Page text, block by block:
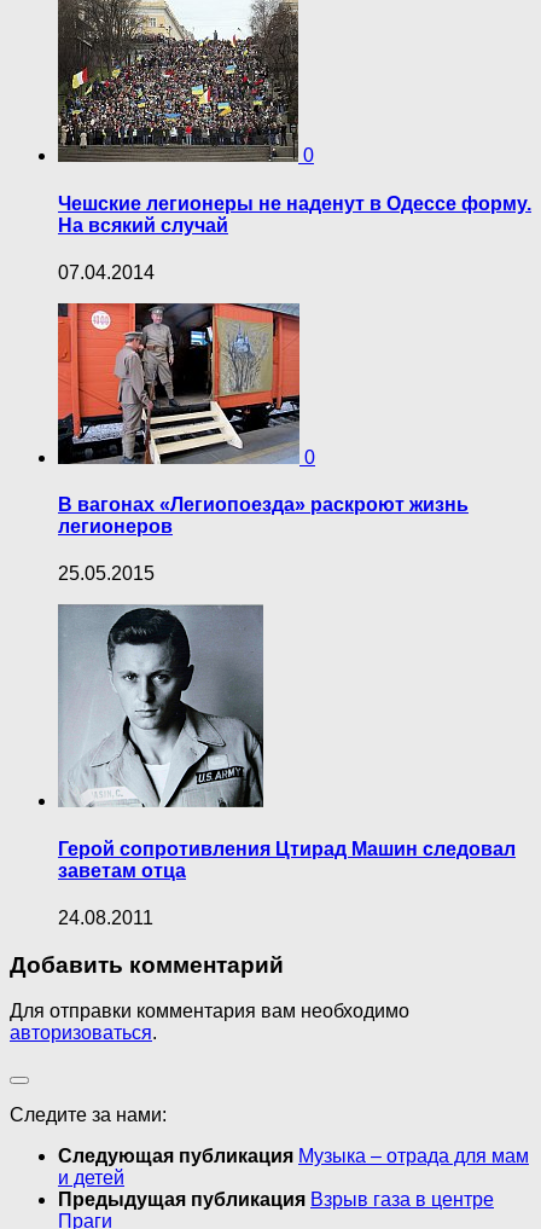
0
Чешские легионеры не наденут в Одессе форму.
На всякий случай
07.04.2014
0
В вагонах «Легиопоезда» раскроют жизнь
легионеров
25.05.2015
Герой сопротивления Цтирад Машин следовал
заветам отца
24.08.2011
Добавить комментарий
Для отправки комментария вам необходимо
авторизоваться.
Следите за нами:
Следующая публикация Музыка – отрада для мам
и детей
Предыдущая публикация Взрыв газа в центре
Праги